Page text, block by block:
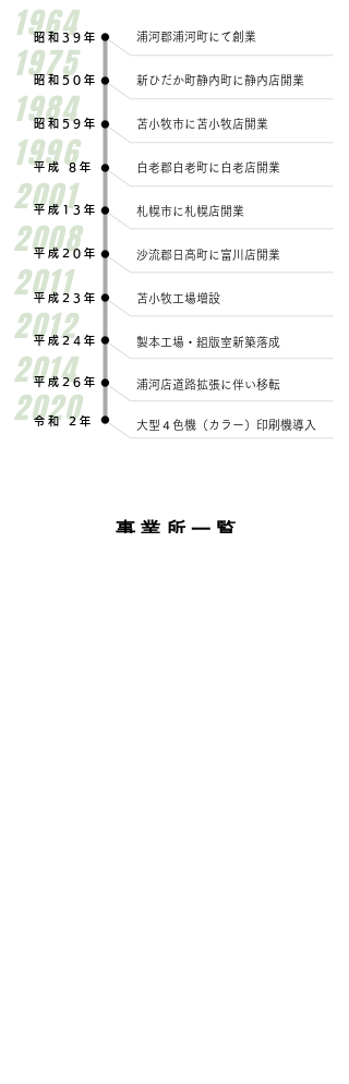
2020
2014
2012
2011
2008
2001
1996
1984
1975
1964 ​浦河郡浦河町にて創業
新ひだか町静内町に静内店開業
苫小牧市に苫小牧店開業
白老郡白老町に白老店開業
札幌市に札幌店開業
沙流郡日高町に富川店開業
苫小牧工場増設
製本工場・組版室新築落成
浦河店道路拡張に伴い移転
大型４色機（カラー）印刷機導入
昭和39年
昭和50年
昭和59年
平成 8年
平成13年
平成20年
平成23年
平成24年
平成26年
令和 2年
​事 業 所 一 覧